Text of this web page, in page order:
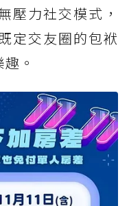
壓力社交模式，
定交友圈的包袱
。